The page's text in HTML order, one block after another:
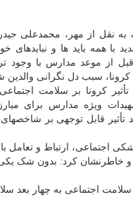
نقل از مهر، محمدعلی
با همه باید ها و نبایدهای
از موعد مدارس با وجود
کرونا، سبب دل نگرانی
کرونا بر سلامت
ویژه مدارس برای
تأثیر قابل توجهی بر
اجتماعی، ارتباط و
و خاطرنشان کرد: بدون شک یکی
سلامت اجتماعی به چهار